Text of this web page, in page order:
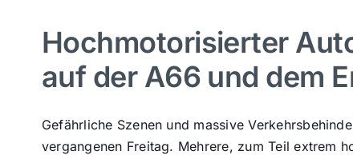
Hochmotorisierter
auf der A66 und dem
Gefährliche Szenen und massive
vergangenen Freitag. Mehrere, zum Teil extrem